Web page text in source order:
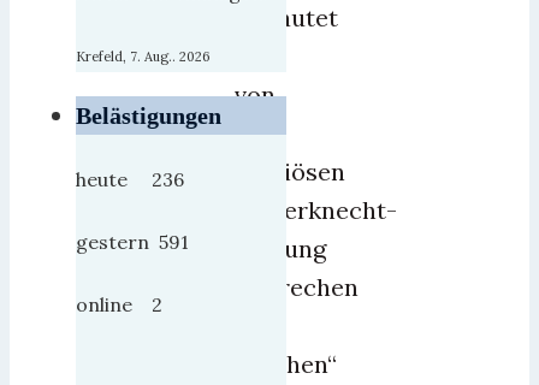
verlautet
von
der
offiziösen
Weberknecht-
Stiftung
„Sprechen
Brechen“
Krefeld, 7. Aug.. 2026
Belästigungen
heute 236
gestern 591
online 2